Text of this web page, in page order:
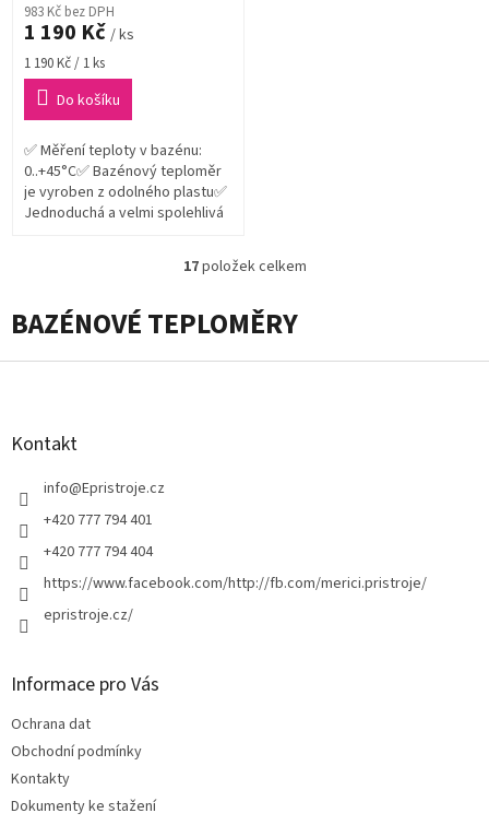
983 Kč bez DPH
1 190 Kč / ks
Měrná
cena:
1 190 Kč / 1 ks
Do košíku
✅ Měření teploty v bazénu:
0..+45°C✅ Bazénový teploměr
je vyroben z odolného plastu✅
Jednoduchá a velmi spolehlivá
O
l
á
d
p
17položek celkem
BAZÉNOVÉ TEPLOMĚRY
Z
Kontakt
info@Epristroje.cz
+420 777 794 401
+420 777 794 404
https://www.facebook.com/http://fb.com/merici.pristroje/
epristroje.cz/
Informace pro Vás
Ochrana dat
Obchodní podmínky
Kontakty
Dokumenty ke stažení